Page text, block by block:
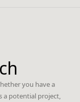
you have a
a potential project,